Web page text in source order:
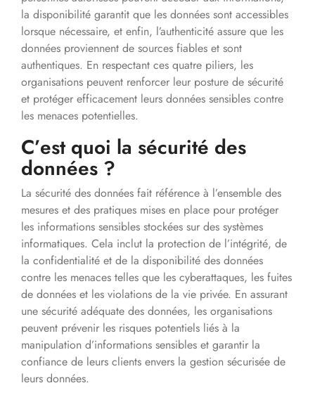
la disponibilité garantit que les données sont accessibles
lorsque nécessaire, et enfin, l’authenticité assure que les
données proviennent de sources fiables et sont
authentiques. En respectant ces quatre piliers, les
organisations peuvent renforcer leur posture de sécurité
et protéger efficacement leurs données sensibles contre
les menaces potentielles.
C’est quoi la sécurité des
données ?
La sécurité des données fait référence à l’ensemble des
mesures et des pratiques mises en place pour protéger
les informations sensibles stockées sur des systèmes
informatiques. Cela inclut la protection de l’intégrité, de
la confidentialité et de la disponibilité des données
contre les menaces telles que les cyberattaques, les fuites
de données et les violations de la vie privée. En assurant
une sécurité adéquate des données, les organisations
peuvent prévenir les risques potentiels liés à la
manipulation d’informations sensibles et garantir la
confiance de leurs clients envers la gestion sécurisée de
leurs données.